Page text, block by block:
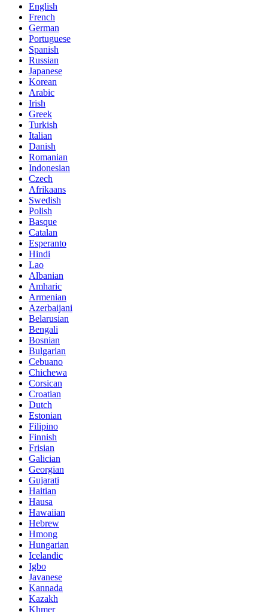
English
French
German
Portuguese
Spanish
Russian
Japanese
Korean
Arabic
Irish
Greek
Turkish
Italian
Danish
Romanian
Indonesian
Czech
Afrikaans
Swedish
Polish
Basque
Catalan
Esperanto
Hindi
Lao
Albanian
Amharic
Armenian
Azerbaijani
Belarusian
Bengali
Bosnian
Bulgarian
Cebuano
Chichewa
Corsican
Croatian
Dutch
Estonian
Filipino
Finnish
Frisian
Galician
Georgian
Gujarati
Haitian
Hausa
Hawaiian
Hebrew
Hmong
Hungarian
Icelandic
Igbo
Javanese
Kannada
Kazakh
Khmer